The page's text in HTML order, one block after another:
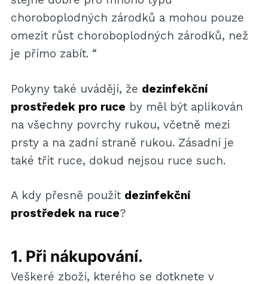
choroboplodných zárodků a mohou pouze
omezit růst choroboplodných zárodků, než
je přímo zabít. “
Pokyny také uvádějí, že dezinfekční
prostředek pro ruce by měl být aplikován
na všechny povrchy rukou, včetně mezi
prsty a na zadní straně rukou. Zásadní je
také třít ruce, dokud nejsou ruce such.
A kdy přesně použít dezinfekční
prostředek na ruce?
1. Při nákupování.
Veškeré zboží, kterého se dotknete v